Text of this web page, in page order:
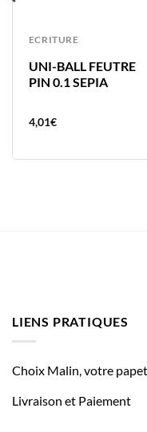
ECRITURE
UNI-BALL FEUTRE
PIN 0.1 SEPIA
4,01€
LIENS PRATIQUES
Choix Malin, votre
Livraison et Paiement